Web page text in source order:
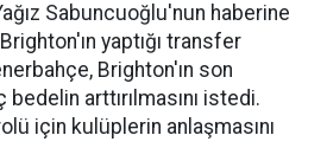
Sabuncuoğlu'nun haberine
yaptığı transfer
Brighton'ın son
arttırılmasını istedi.
için kulüplerin anlaşmasını